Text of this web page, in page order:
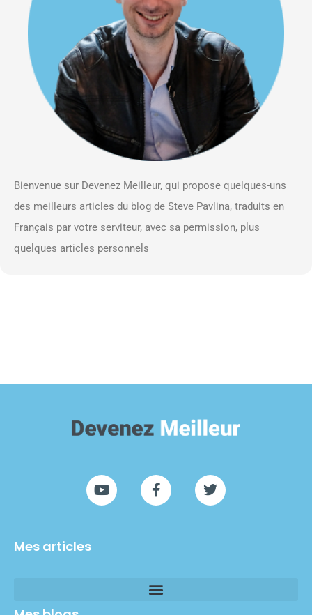
Bienvenue sur Devenez Meilleur, qui propose quelques-uns
des meilleurs articles du blog de Steve Pavlina, traduits en
Français par votre serviteur, avec sa permission, plus
quelques articles personnels
Mes articles